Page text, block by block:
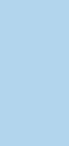
補助事業
地域企業や教育機